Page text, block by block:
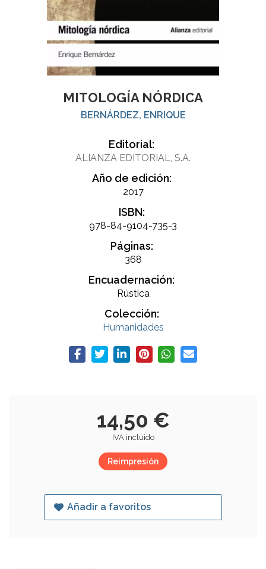
MITOLOGÍA NÓRDICA
BERNÁRDEZ, ENRIQUE
Editorial:
ALIANZA EDITORIAL, S.A.
Año de edición:
2017
ISBN:
978-84-9104-735-3
Páginas:
368
Encuadernación:
Rústica
Colección:
Humanidades
14,50 €
IVA incluido
Reimpresión
Añadir a favoritos